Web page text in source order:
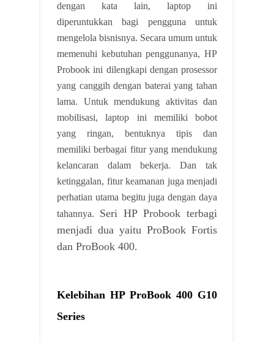
dengan kata lain, laptop ini
diperuntukkan bagi pengguna untuk
mengelola bisnisnya. Secara umum untuk
memenuhi kebutuhan penggunanya, HP
Probook ini dilengkapi dengan prosessor
yang canggih dengan baterai yang tahan
lama. Untuk mendukung aktivitas dan
mobilisasi, laptop ini memiliki bobot
yang ringan, bentuknya tipis dan
memiliki berbagai fitur yang mendukung
kelancaran dalam bekerja. Dan tak
ketinggalan, fitur keamanan juga menjadi
perhatian utama begitu juga dengan daya
tahannya. Seri HP Probook terbagi
menjadi dua yaitu ProBook Fortis
dan ProBook 400.
Kelebihan HP ProBook 400 G10
Series